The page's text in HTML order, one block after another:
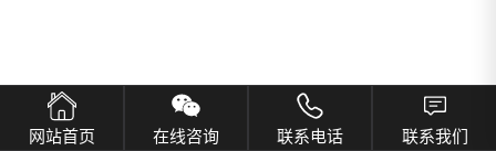
网站首页 在线咨询 联系电话 联系我们